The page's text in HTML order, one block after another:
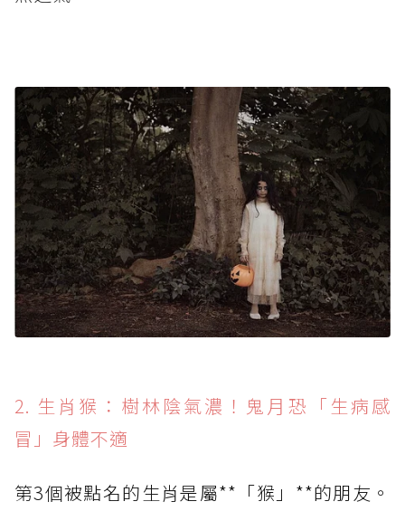
2. 生肖猴：樹林陰氣濃！鬼月恐「生病感
冒」身體不適
第3個被點名的生肖是屬**「猴」**的朋友。